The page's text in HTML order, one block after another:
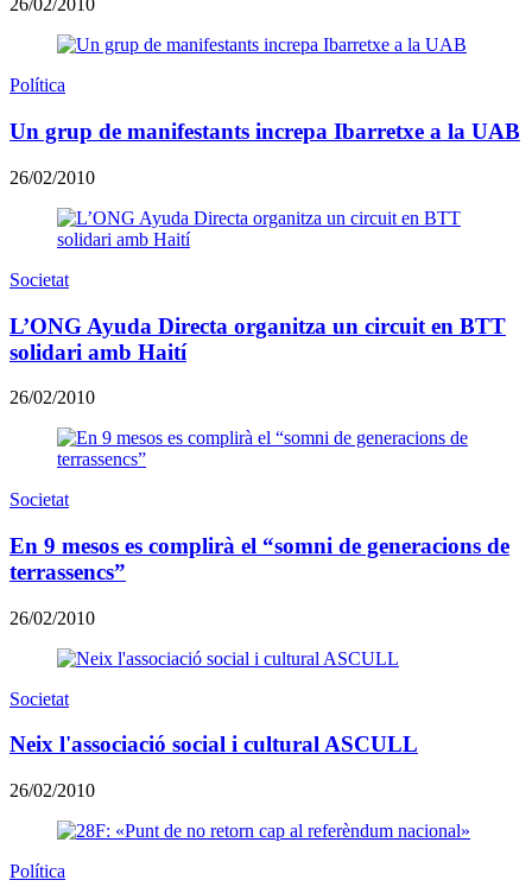
26/02/2010
Política
Un grup de manifestants increpa Ibarretxe a la UAB
26/02/2010
Societat
L’ONG Ayuda Directa organitza un circuit en BTT
solidari amb Haití
26/02/2010
Societat
En 9 mesos es complirà el “somni de generacions de
terrassencs”
26/02/2010
Societat
Neix l'associació social i cultural ASCULL
26/02/2010
Política